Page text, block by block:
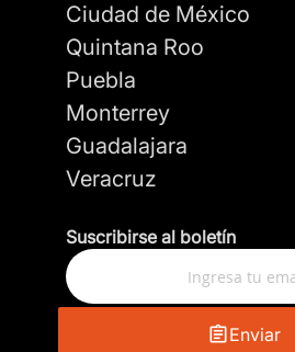
Ciudad de México
Quintana Roo
Puebla
Monterrey
Guadalajara
Veracruz
Suscribirse al boletín
Enviar